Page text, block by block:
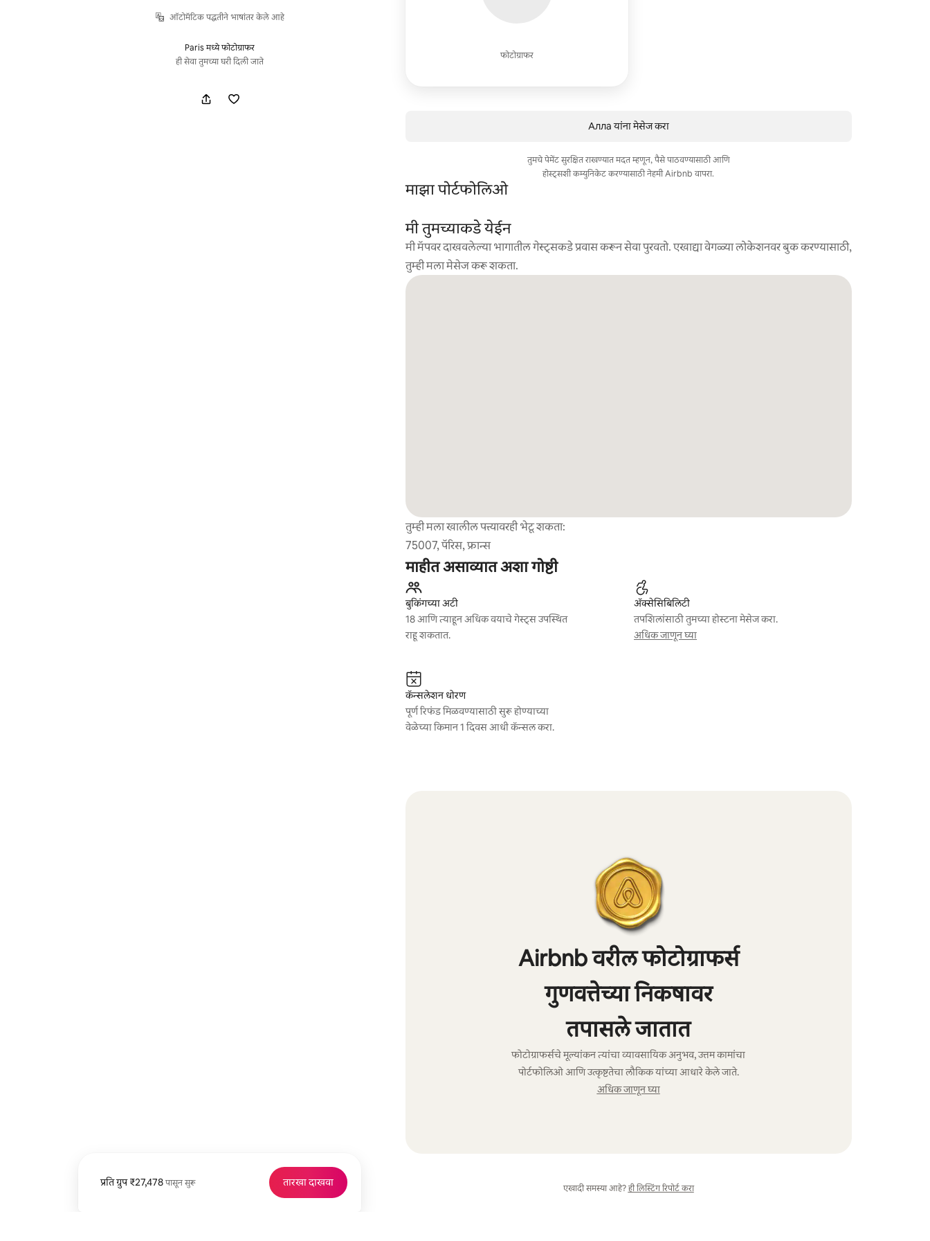
ऑटोमॅटिक पद्धतीने भाषांतर केले आहे
Paris मध्ये फोटोग्राफर
ही सेवा तुमच्या घरी दिली जाते
प्रति ग्रुप ₹27,478 पासून सुरू
प्रति ग्रुप ₹27,478 पासून तारखा दाखवा
फोटोग्राफर
Алла यांना मेसेज करा
तुमचे पेमेंट सुरक्षित राखण्यात मदत म्हणून, पैसे पाठवण्यासाठी आणि
होस्ट्सशी कम्युनिकेट करण्यासाठी नेहमी Airbnb वापरा.
माझा पोर्टफोलिओ
मी तुमच्याकडे येईन
मी मॅपवर दाखवलेल्या भागातील गेस्ट्सकडे प्रवास करून सेवा पुरवतो. एखाद्या वेगळ्या लोकेशनवर बुक करण्यासाठी,
तुम्ही मला मेसेज करू शकता.
तुम्ही मला खालील पत्त्यावरही भेटू शकता:
75007, पॅरिस, फ्रान्स
माहीत असाव्यात अशा गोष्टी
बुकिंगच्या अटी
18 आणि त्याहून अधिक वयाचे गेस्ट्स उपस्थित
राहू शकतात.
ॲक्सेसिबिलिटी
तपशिलांसाठी तुमच्या होस्टना मेसेज करा.
अधिक जाणून घ्या
कॅन्सलेशन धोरण
पूर्ण रिफंड मिळवण्यासाठी सुरू होण्याच्या
वेळेच्या किमान 1 दिवस आधी कॅन्सल करा.
Airbnb वरील फोटोग्राफर्स
गुणवत्तेच्या निकषावर
तपासले जातात
फोटोग्राफर्सचे मूल्यांकन त्यांचा व्यावसायिक अनुभव, उत्तम कामांचा
पोर्टफोलिओ आणि उत्कृष्टतेचा लौकिक यांच्या आधारे केले जाते.
अधिक जाणून घ्या
एखादी समस्या आहे? ही लिस्टिंग रिपोर्ट करा